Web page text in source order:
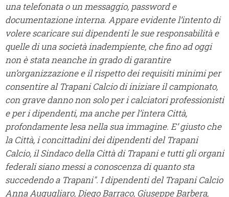
una telefonata o un messaggio, password e
documentazione interna. Appare evidente l’intento di
volere scaricare sui dipendenti le sue responsabilità e
quelle di una società inadempiente, che fino ad oggi
non è stata neanche in grado di garantire
un’organizzazione e il rispetto dei requisiti minimi per
consentire al Trapani Calcio di iniziare il campionato,
con grave danno non solo per i calciatori professionisti
e per i dipendenti, ma anche per l’intera Città,
profondamente lesa nella sua immagine. E’ giusto che
la Città, i concittadini dei dipendenti del Trapani
Calcio, il Sindaco della Città di Trapani e tutti gli organi
federali siano messi a conoscenza di quanto sta
succedendo a Trapani". I dipendenti del Trapani Calcio
Anna Augugliaro, Diego Barraco, Giuseppe Barbera,